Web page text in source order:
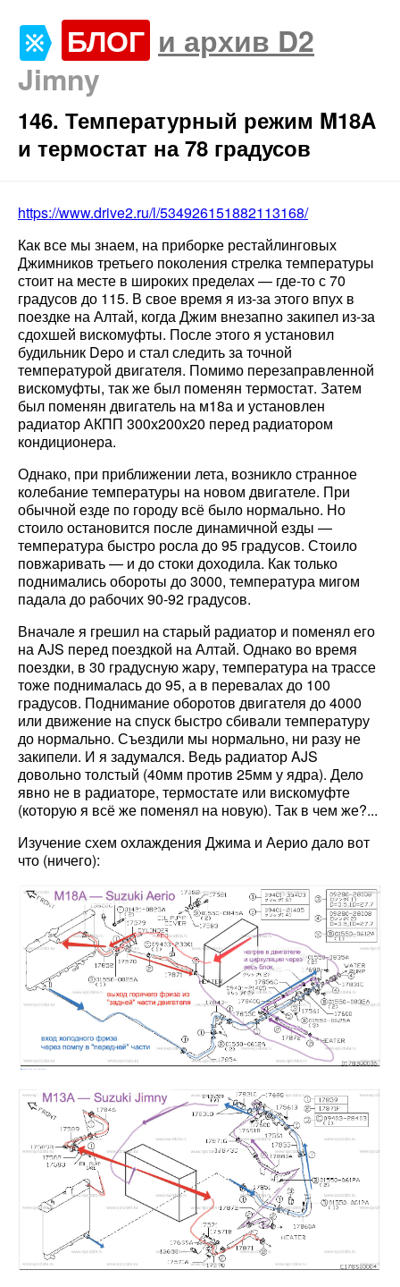
БЛОГ и архив D2
Jimny
146. Температурный режим M18A
и термостат на 78 градусов
https://www.drive2.ru/l/534926151882113168/
Как все мы знаем, на приборке рестайлинговых
Джимников третьего поколения стрелка температуры
стоит на месте в широких пределах — где-то с 70
градусов до 115. В свое время я из-за этого впух в
поездке на Алтай, когда Джим внезапно закипел из-за
сдохшей вискомуфты. После этого я установил
будильник Depo и стал следить за точной
температурой двигателя. Помимо перезаправленной
вискомуфты, так же был поменян термостат. Затем
был поменян двигатель на м18а и установлен
радиатор АКПП 300х200х20 перед радиатором
кондиционера.
Однако, при приближении лета, возникло странное
колебание температуры на новом двигателе. При
обычной езде по городу всё было нормально. Но
стоило остановится после динамичной езды —
температура быстро росла до 95 градусов. Стоило
повжаривать — и до стоки доходила. Как только
поднимались обороты до 3000, температура мигом
падала до рабочих 90-92 градусов.
Вначале я грешил на старый радиатор и поменял его
на AJS перед поездкой на Алтай. Однако во время
поездки, в 30 градусную жару, температура на трассе
тоже поднималась до 95, а в перевалах до 100
градусов. Поднимание оборотов двигателя до 4000
или движение на спуск быстро сбивали температуру
до нормально. Съездили мы нормально, ни разу не
закипели. И я задумался. Ведь радиатор AJS
довольно толстый (40мм против 25мм у ядра). Дело
явно не в радиаторе, термостате или вискомуфте
(которую я всё же поменял на новую). Так в чем же?...
Изучение схем охлаждения Джима и Аерио дало вот
что (ничего):